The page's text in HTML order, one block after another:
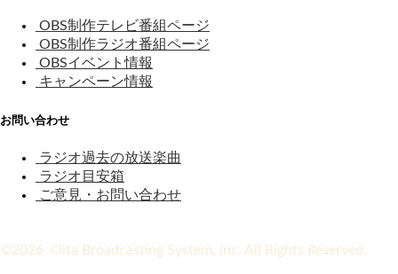
OBS制作テレビ番組ページ
OBS制作ラジオ番組ページ
OBSイベント情報
キャンペーン情報
お問い合わせ
ラジオ過去の放送楽曲
ラジオ目安箱
ご意見・お問い合わせ
©2026 Oita Broadcasting System, Inc. All Rights Reserved.